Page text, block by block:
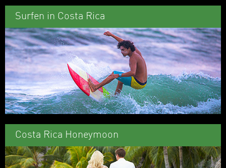
Surfen in Costa Rica
Costa Rica Honeymoon